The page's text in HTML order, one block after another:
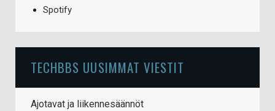
Spotify
TECHBBS UUSIMMAT VIESTIT
Ajotavat ja liikennesäännöt